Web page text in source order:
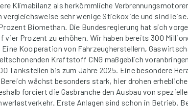
Klimabilanz als herkömmliche
sehr wenige Stickoxide und sind
Biomethan. Die Bundesregierung hat sich
Prozent zu erhöhen. Wir haben bereits 300
Kooperation von Fahrzeugherstellern,
Kraftstoff CNG maßgeblich
Tankstellen bis zum Jahre 2025. Eine besondere
wächst besonders stark, hier drohen
forciert die Gasbranche den Ausbau von
Erste Anlagen sind schon in Betrieb.